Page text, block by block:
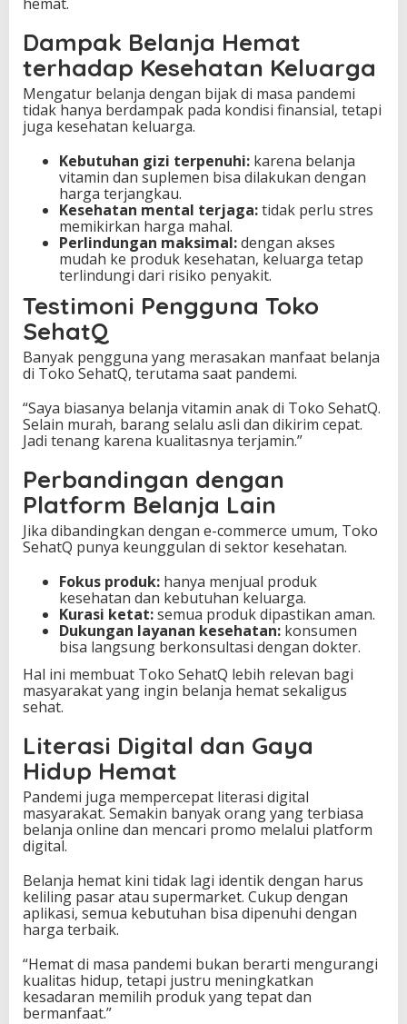
Dampak Belanja Hemat
terhadap Kesehatan Keluarga
Mengatur belanja dengan bijak di masa pandemi
tidak hanya berdampak pada kondisi finansial, tetapi
juga kesehatan keluarga.
Kebutuhan gizi terpenuhi: karena belanja
vitamin dan suplemen bisa dilakukan dengan
harga terjangkau.
Kesehatan mental terjaga:tidak perlu stres
memikirkan harga mahal.
Perlindungan maksimal:dengan akses
mudah ke produk kesehatan, keluarga tetap
terlindungi dari risiko penyakit.
Testimoni Pengguna Toko
SehatQ
Banyak pengguna yang merasakan manfaat belanja
di Toko SehatQ, terutama saat pandemi.
“Saya biasanya belanja vitamin anak di Toko SehatQ.
Selain murah, barang selalu asli dan dikirim cepat.
Jadi tenang karena kualitasnya terjamin.”
Perbandingan dengan
Platform Belanja Lain
Jika dibandingkan dengan e-commerce umum, Toko
SehatQ punya keunggulan di sektor kesehatan.
Fokus produk: hanya menjual produk
kesehatan dan kebutuhan keluarga.
Kurasi ketat:semua produk dipastikan aman.
Dukungan layanan kesehatan: konsumen
bisa langsung berkonsultasi dengan dokter.
Hal ini membuat Toko SehatQ lebih relevan bagi
masyarakat yang ingin belanja hemat sekaligus
sehat.
Literasi Digital dan Gaya
Hidup Hemat
Pandemi juga mempercepat literasi digital
masyarakat. Semakin banyak orang yang terbiasa
belanja online dan mencari promo melalui platform
digital.
Belanja hemat kini tidak lagi identik dengan harus
keliling pasar atau supermarket. Cukup dengan
aplikasi, semua kebutuhan bisa dipenuhi dengan
harga terbaik.
“Hemat di masa pandemi bukan berarti mengurangi
kualitas hidup, tetapi justru meningkatkan
kesadaran memilih produk yang tepat dan
bermanfaat.”